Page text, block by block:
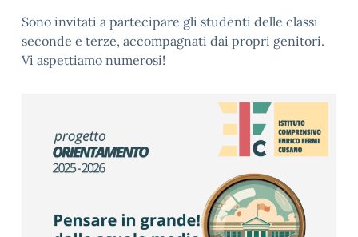
Sono invitati a partecipare gli studenti delle classi
seconde e terze, accompagnati dai propri genitori.
Vi aspettiamo numerosi!